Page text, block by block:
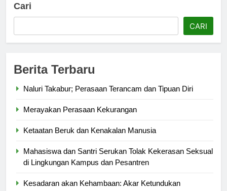
Cari
CARI
Berita Terbaru
Naluri Takabur; Perasaan Terancam dan Tipuan Diri
Merayakan Perasaan Kekurangan
Ketaatan Beruk dan Kenakalan Manusia
Mahasiswa dan Santri Serukan Tolak Kekerasan Seksual
di Lingkungan Kampus dan Pesantren
Kesadaran akan Kehambaan: Akar Ketundukan